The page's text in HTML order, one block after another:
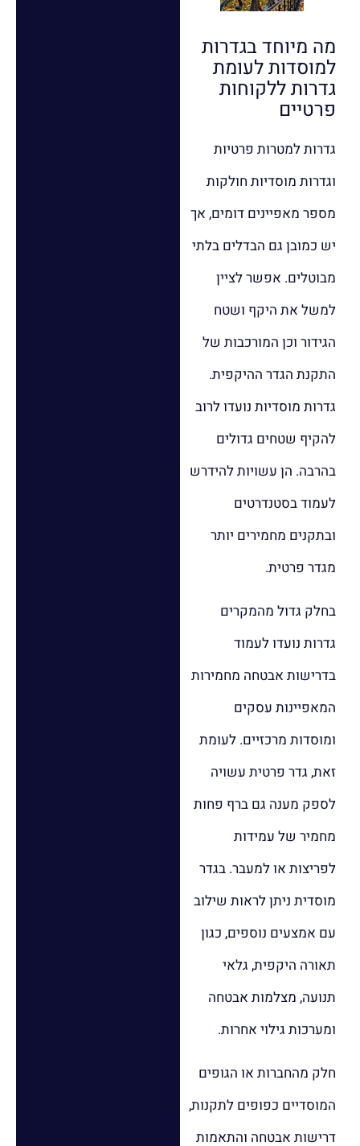
מה מיוחד בגדרות
למוסדות לעומת
גדרות ללקוחות
פרטיים
גדרות למטרות פרטיות
וגדרות מוסדיות חולקות
מספר מאפיינים דומים, אך
יש כמובן גם הבדלים בלתי
מבוטלים. אפשר לציין
למשל את היקף ושטח
הגידור וכן המורכבות של
התקנת הגדר ההיקפית.
גדרות מוסדיות נועדו לרוב
להקיף שטחים גדולים
בהרבה. הן עשויות להידרש
לעמוד בסטנדרטים
ובתקנים מחמירים יותר
מגדר פרטית.
בחלק גדול מהמקרים
גדרות נועדו לעמוד
בדרישות אבטחה מחמירות
המאפיינות עסקים
ומוסדות מרכזיים. לעומת
זאת, גדר פרטית עשויה
לספק מענה גם ברף פחות
מחמיר של עמידות
לפריצות או למעבר. בגדר
מוסדית ניתן לראות שילוב
עם אמצעים נוספים, כגון
תאורה היקפית, גלאי
תנועה, מצלמות אבטחה
ומערכות גילוי אחרות.
חלק מהחברות או הגופים
המוסדיים כפופים לתקנות,
דרישות אבטחה והתאמות